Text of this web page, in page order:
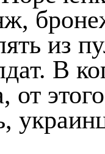
из
В
от